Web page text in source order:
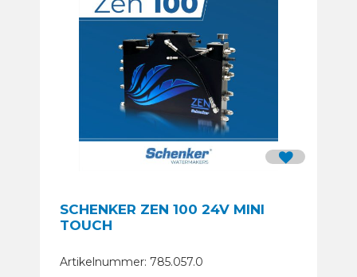
SCHENKER ZEN 100 24V MINI
TOUCH
Artikelnummer: 785.057.0